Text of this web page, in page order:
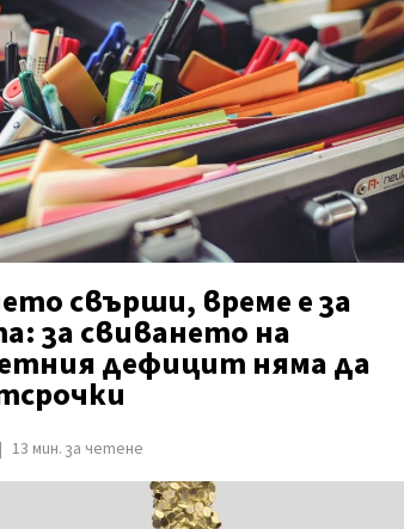
свърши, време е за
за свиването на
дефицит няма да
13 мин. за четене